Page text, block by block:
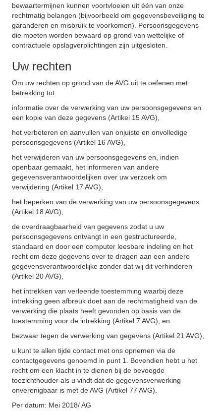
bewaartermijnen kunnen voortvloeien uit één van onze
rechtmatig belangen (bijvoorbeeld om gegevensbeveiliging te
garanderen en misbruik te voorkomen). Persoonsgegevens
die moeten worden bewaard op grond van wettelijke of
contractuele opslagverplichtingen zijn uitgesloten.
Uw rechten
Om uw rechten op grond van de AVG uit te oefenen met
betrekking tot
informatie over de verwerking van uw persoonsgegevens en
een kopie van deze gegevens (Artikel 15 AVG),
het verbeteren en aanvullen van onjuiste en onvolledige
persoonsgegevens (Artikel 16 AVG),
het verwijderen van uw persoonsgegevens en, indien
openbaar gemaakt, het informeren van andere
gegevensverantwoordelijken over uw verzoek om
verwijdering (Artikel 17 AVG),
het beperken van de verwerking van uw persoonsgegevens
(Artikel 18 AVG),
de overdraagbaarheid van gegevens zodat u uw
persoonsgegevens ontvangt in een gestructureerde,
standaard en door een computer leesbare indeling en het
recht om deze gegevens over te dragen aan een andere
gegevensverantwoordelijke zonder dat wij dit verhinderen
(Artikel 20 AVG),
het intrekken van verleende toestemming waarbij deze
intrekking geen afbreuk doet aan de rechtmatigheid van de
verwerking die plaats heeft gevonden op basis van de
toestemming voor de intrekking (Artikel 7 AVG), en
bezwaar tegen de verwerking van gegevens (Artikel 21 AVG),
u kunt te allen tijde contact met ons opnemen via de
contactgegevens genoemd in punt 1. Bovendien hebt u het
recht om een klacht in te dienen bij de bevoegde
toezichthouder als u vindt dat de gegevensverwerking
onverenigbaar is met de AVG (Artikel 77 AVG).
Per datum: Mei 2018/ AG